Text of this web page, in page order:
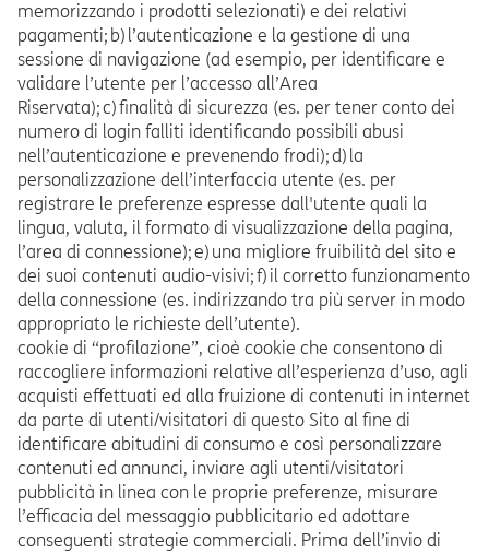
memorizzando i prodotti selezionati) e dei relativi
pagamenti; b) l’autenticazione e la gestione di una
sessione di navigazione (ad esempio, per identificare e
validare l’utente per l’accesso all’Area
Riservata); c) finalità di sicurezza (es. per tener conto dei
numero di login falliti identificando possibili abusi
nell’autenticazione e prevenendo frodi); d) la
personalizzazione dell’interfaccia utente (es. per
registrare le preferenze espresse dall'utente quali la
lingua, valuta, il formato di visualizzazione della pagina,
l’area di connessione); e) una migliore fruibilità del sito e
dei suoi contenuti audio-visivi; f) il corretto funzionamento
della connessione (es. indirizzando tra più server in modo
appropriato le richieste dell’utente).
cookie di “profilazione”, cioè cookie che consentono di
raccogliere informazioni relative all’esperienza d’uso, agli
acquisti effettuati ed alla fruizione di contenuti in internet
da parte di utenti/visitatori di questo Sito al fine di
identificare abitudini di consumo e così personalizzare
contenuti ed annunci, inviare agli utenti/visitatori
pubblicità in linea con le proprie preferenze, misurare
l’efficacia del messaggio pubblicitario ed adottare
conseguenti strategie commerciali. Prima dell’invio di